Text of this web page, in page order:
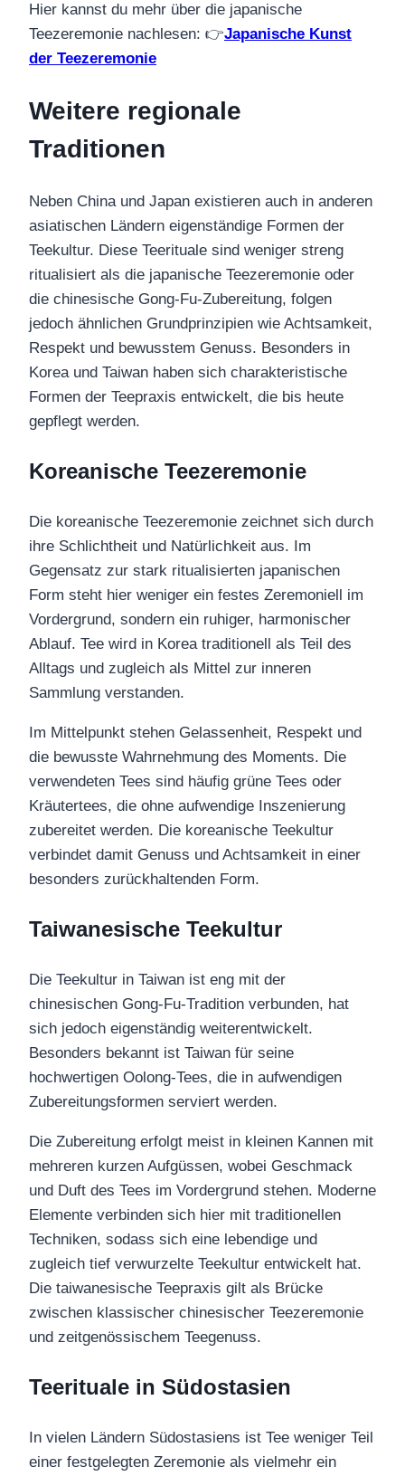
Hier kannst du mehr über die japanische
Teezeremonie nachlesen: 👉Japanische Kunst
der Teezeremonie
Weitere regionale
Traditionen
Neben China und Japan existieren auch in anderen
asiatischen Ländern eigenständige Formen der
Teekultur. Diese Teerituale sind weniger streng
ritualisiert als die japanische Teezeremonie oder
die chinesische Gong-Fu-Zubereitung, folgen
jedoch ähnlichen Grundprinzipien wie Achtsamkeit,
Respekt und bewusstem Genuss. Besonders in
Korea und Taiwan haben sich charakteristische
Formen der Teepraxis entwickelt, die bis heute
gepflegt werden.
Koreanische Teezeremonie
Die koreanische Teezeremonie zeichnet sich durch
ihre Schlichtheit und Natürlichkeit aus. Im
Gegensatz zur stark ritualisierten japanischen
Form steht hier weniger ein festes Zeremoniell im
Vordergrund, sondern ein ruhiger, harmonischer
Ablauf. Tee wird in Korea traditionell als Teil des
Alltags und zugleich als Mittel zur inneren
Sammlung verstanden.
Im Mittelpunkt stehen Gelassenheit, Respekt und
die bewusste Wahrnehmung des Moments. Die
verwendeten Tees sind häufig grüne Tees oder
Kräutertees, die ohne aufwendige Inszenierung
zubereitet werden. Die koreanische Teekultur
verbindet damit Genuss und Achtsamkeit in einer
besonders zurückhaltenden Form.
Taiwanesische Teekultur
Die Teekultur in Taiwan ist eng mit der
chinesischen Gong-Fu-Tradition verbunden, hat
sich jedoch eigenständig weiterentwickelt.
Besonders bekannt ist Taiwan für seine
hochwertigen Oolong-Tees, die in aufwendigen
Zubereitungsformen serviert werden.
Die Zubereitung erfolgt meist in kleinen Kannen mit
mehreren kurzen Aufgüssen, wobei Geschmack
und Duft des Tees im Vordergrund stehen. Moderne
Elemente verbinden sich hier mit traditionellen
Techniken, sodass sich eine lebendige und
zugleich tief verwurzelte Teekultur entwickelt hat.
Die taiwanesische Teepraxis gilt als Brücke
zwischen klassischer chinesischer Teezeremonie
und zeitgenössischem Teegenuss.
Teerituale in Südostasien
In vielen Ländern Südostasiens ist Tee weniger Teil
einer festgelegten Zeremonie als vielmehr ein